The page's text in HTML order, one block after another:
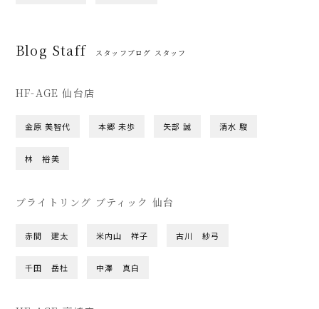
Blog Staff スタッフブログ スタッフ
HF-AGE 仙台店
金原 美智代 本郷 未歩 矢部 誠 清水 駿
林 裕美
ブライトリング ブティック 仙台
赤間 建太 米内山 祥子 古川 紗弓
千田 岳杜 中澤 真白